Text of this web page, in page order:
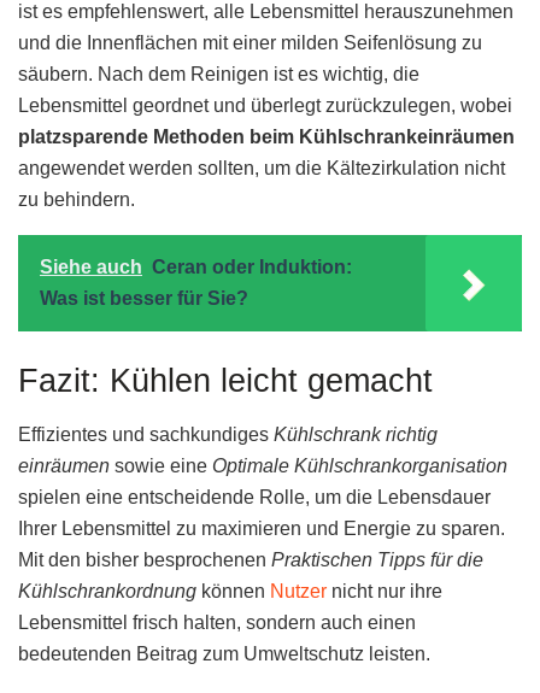
ist es empfehlenswert, alle Lebensmittel herauszunehmen
und die Innenflächen mit einer milden Seifenlösung zu
säubern. Nach dem Reinigen ist es wichtig, die
Lebensmittel geordnet und überlegt zurückzulegen, wobei
platzsparende Methoden beim Kühlschrankeinräumen
angewendet werden sollten, um die Kältezirkulation nicht
zu behindern.
Siehe auch Ceran oder Induktion:
Was ist besser für Sie?
Fazit: Kühlen leicht gemacht
Effizientes und sachkundiges Kühlschrank richtig
einräumen sowie eine Optimale Kühlschrankorganisation
spielen eine entscheidende Rolle, um die Lebensdauer
Ihrer Lebensmittel zu maximieren und Energie zu sparen.
Mit den bisher besprochenen Praktischen Tipps für die
Kühlschrankordnung können Nutzer nicht nur ihre
Lebensmittel frisch halten, sondern auch einen
bedeutenden Beitrag zum Umweltschutz leisten.